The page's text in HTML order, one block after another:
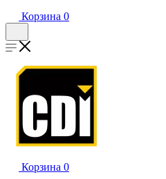
Корзина 0
Корзина 0